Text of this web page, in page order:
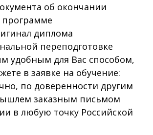
об окончании
программе
диплома
переподготовке
удобным для Вас способом,
в заявке на обучение:
по доверенности другим
заказным письмом
в любую точку Российской